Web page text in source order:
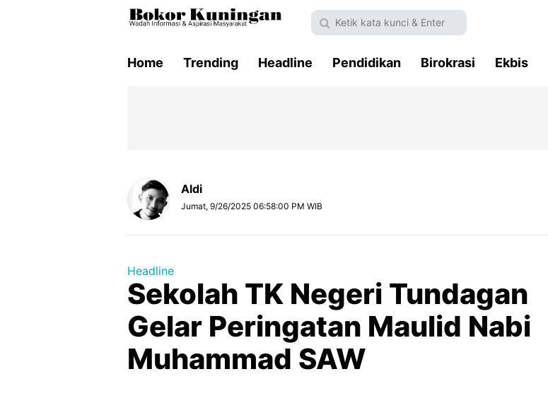
Home Trending Headline Pendidikan Birokrasi Ekbis
Aldi
Jumat, 9/26/2025 06:58:00 PM WIB
Headline
Sekolah TK Negeri Tundagan
Gelar Peringatan Maulid Nabi
Muhammad SAW